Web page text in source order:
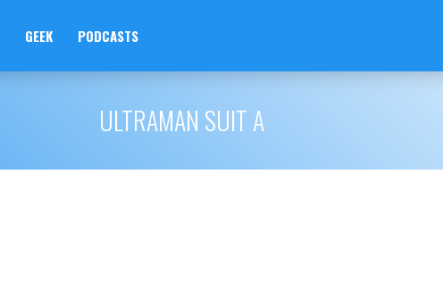
GEEK PODCASTS
ULTRAMAN SUIT A